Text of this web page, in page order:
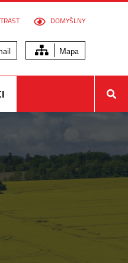
DOMYŚLNY
Mapa